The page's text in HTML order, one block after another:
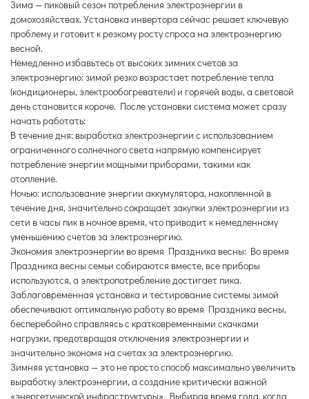
Зима — пиковый сезон потребления электроэнергии в
домохозяйствах. Установка инвертора сейчас решает ключевую
проблему и готовит к резкому росту спроса на электроэнергию
весной.
Немедленно избавьтесь от высоких зимних счетов за
электроэнергию: зимой резко возрастает потребление тепла
(кондиционеры, электрообогреватели) и горячей воды, а световой
день становится короче. После установки система может сразу
начать работать:
В течение дня: выработка электроэнергии с использованием
ограниченного солнечного света напрямую компенсирует
потребление энергии мощными приборами, такими как
отопление.
Ночью: использование энергии аккумулятора, накопленной в
течение дня, значительно сокращает закупки электроэнергии из
сети в часы пик в ночное время, что приводит к немедленному
уменьшению счетов за электроэнергию.
Экономия электроэнергии во время Праздника весны: Во время
Праздника весны семьи собираются вместе, все приборы
используются, а электропотребление достигает пика.
Заблаговременная установка и тестирование системы зимой
обеспечивают оптимальную работу во время Праздника весны,
бесперебойно справляясь с кратковременными скачками
нагрузки, предотвращая отключения электроэнергии и
значительно экономя на счетах за электроэнергию.
Зимняя установка — это не просто способ максимально увеличить
выработку электроэнергии, а создание критически важной
«энергетической инфраструктуры». Выбирая время года, когда